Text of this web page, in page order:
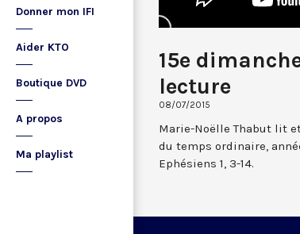
Donner mon IFI
Aider KTO
Boutique DVD
A propos
Ma playlist
15e
lecture
08/07/2015
Marie-Noëlle Thabut lit
du temps ordinaire,
Ephésiens 1, 3-14.